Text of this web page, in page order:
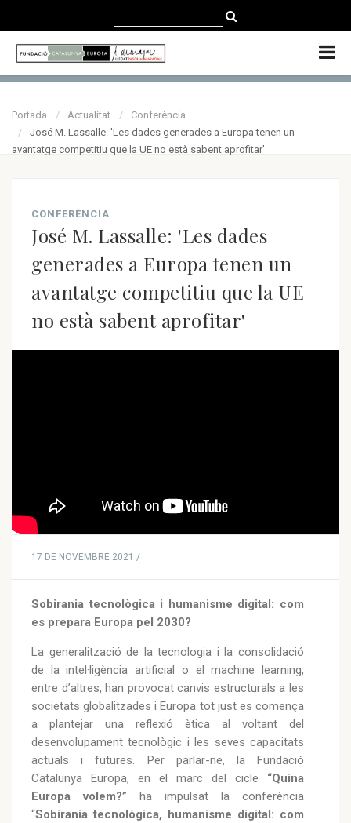
ENGLISH
Portada Actualitat
Conferència
José M. Lassalle: 'Les dades generades a Europa tenen un
avantatge competitiu que la UE no està sabent aprofitar'
CONFERÈNCIA
José M. Lassalle: 'Les dades
generades a Europa tenen un
avantatge competitiu que la UE
no està sabent aprofitar'
17 DE NOVEMBRE 2021 /
Sobirania tecnològica i humanisme digital: com
es prepara Europa pel 2030?
La generalització de la tecnologia i la consolidació
de la intel·ligència artificial o el machine learning,
entre d’altres, han provocat canvis estructurals a les
societats globalitzades i Europa tot just es comença
a plantejar una reflexió ètica al voltant del
desenvolupament tecnològic i les seves capacitats
actuals i futures. Per parlar-ne, la Fundació
Catalunya Europa, en el marc del cicle “Quina
Europa volem?” ha impulsat la conferència
“Sobirania tecnològica, humanisme digital: com